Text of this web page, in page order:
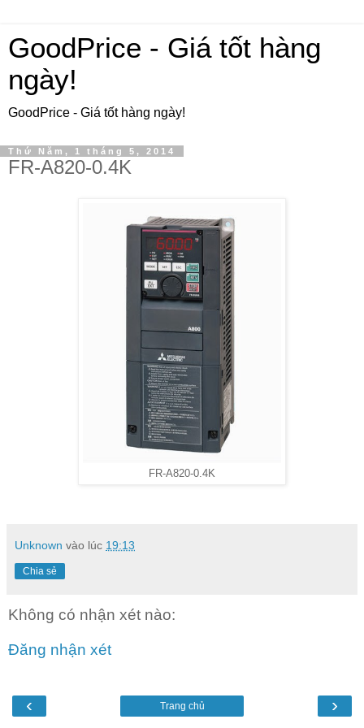
GoodPrice - Giá tốt hàng
ngày!
GoodPrice - Giá tốt hàng ngày!
Thứ Năm, 1 tháng 5, 2014
FR-A820-0.4K
FR-A820-0.4K
Unknown vào lúc 19:13
Chia sẻ
Không có nhận xét nào:
Đăng nhận xét
‹ ›
Trang chủ